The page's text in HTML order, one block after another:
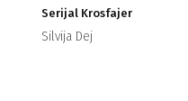
Serijal Krosfajer
Silvija Dej